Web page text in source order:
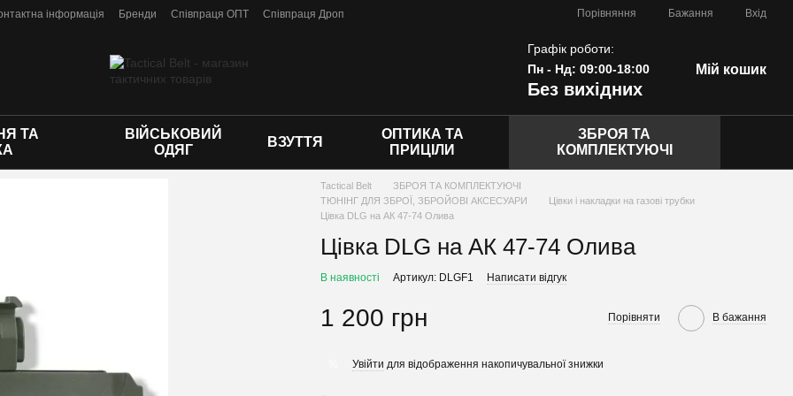
інформація Бренди Співпраця ОПТ
Співпраця Дроп
Порівняння Бажання Вхід
Графік роботи:
Пн - Нд: 09:00-18:00
Без вихідних
Мій кошик
ТА
ВІЙСЬКОВИЙ
ОДЯГ
ВЗУТТЯ
ОПТИКА ТА
ПРИЦІЛИ
ЗБРОЯ ТА
КОМПЛЕКТУЮЧІ
Tactical Belt
ЗБРОЯ ТА КОМПЛЕКТУЮЧІ
ТЮНІНГ ДЛЯ ЗБРОЇ, ЗБРОЙОВІ АКСЕСУАРИ
Цівки і накладки на газові трубки
Цівка DLG на АК 47-74 Олива
Цівка DLG на АК 47-74 Олива
В наявності Артикул: DLGF1 Написати відгук
1 200 грн Порівняти В бажання
Увійти для відображення накопичувальної знижки